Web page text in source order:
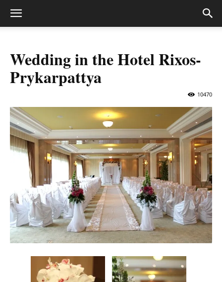
Wedding in the Hotel Rixos-
Prykarpattya
10470